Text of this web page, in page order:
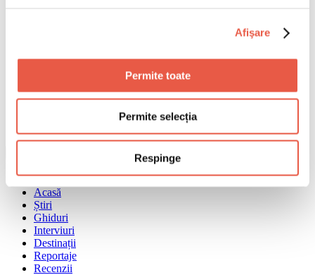
Afişare
Permite toate
Permite selecția
Respinge
Acasă
Știri
Ghiduri
Interviuri
Destinații
Reportaje
Recenzii